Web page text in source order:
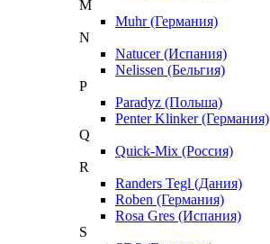
M
Muhr (Германия)
N
Natucer (Испания)
Nelissen (Бельгия)
P
Paradyz (Польша)
Penter Klinker (Германия)
Q
Quick-Mix (Россия)
R
Randers Tegl (Дания)
Roben (Германия)
Rosa Gres (Испания)
S